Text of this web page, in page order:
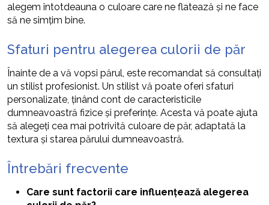
alegem întotdeauna o culoare care ne flatează și ne face
să ne simțim bine.
Sfaturi pentru alegerea culorii de păr
Înainte de a vă vopsi părul, este recomandat să consultați
un stilist profesionist. Un stilist vă poate oferi sfaturi
personalizate, ținând cont de caracteristicile
dumneavoastră fizice și preferințe. Acesta vă poate ajuta
să alegeți cea mai potrivită culoare de păr, adaptată la
textura și starea părului dumneavoastră.
Întrebări frecvente
Care sunt factorii care influențează alegerea